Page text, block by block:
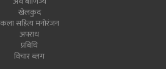
खेलकुद
कला सहित्य मनोरंजन
अपराध
प्रबिधि
विचार ब्लग